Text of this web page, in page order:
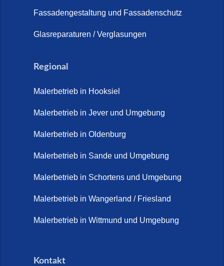
Fassadengestaltung und Fassadenschutz
Glasreparaturen / Verglasungen
Regional
Malerbetrieb in Hooksiel
Malerbetrieb in Jever und Umgebung
Malerbetrieb in Oldenburg
Malerbetrieb in Sande und Umgebung
Malerbetrieb in Schortens und Umgebung
Malerbetrieb in Wangerland / Friesland
Malerbetrieb in Wittmund und Umgebung
Kontakt